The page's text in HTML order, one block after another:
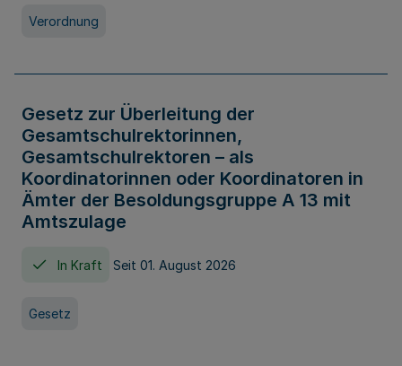
Verordnung
Gesetz zur Überleitung der
Gesamtschulrektorinnen,
Gesamtschulrektoren – als
Koordinatorinnen oder Koordinatoren in
Ämter der Besoldungsgruppe A 13 mit
Amtszulage
In Kraft Seit 01. August 2026
Gesetz